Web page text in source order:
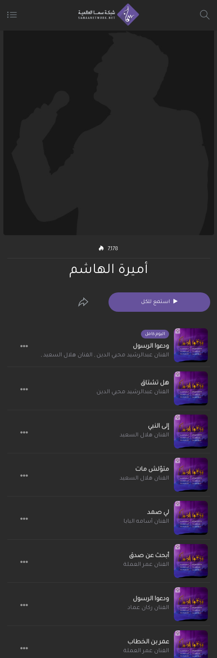
7,178
أميرة الهاشم
استمع للكل
البوم كامل
ودعوا الرسول
الفنان عبدالرشيد محيي الدين , الفنان هلال السعيد ,
هل تشتاق
الفنان عبدالرشيد محيي الدين
إلى النبي
الفنان هلال السعيد
متؤلش مات
الفنان هلال السعيد
لي صمد
الفنان أسامه البابا
أبحث عن صدق
الفنان عمر العملة
ودعوا الرسول
الفنان ركان عماد
عمر بن الخطاب
الفنان عمر العملة